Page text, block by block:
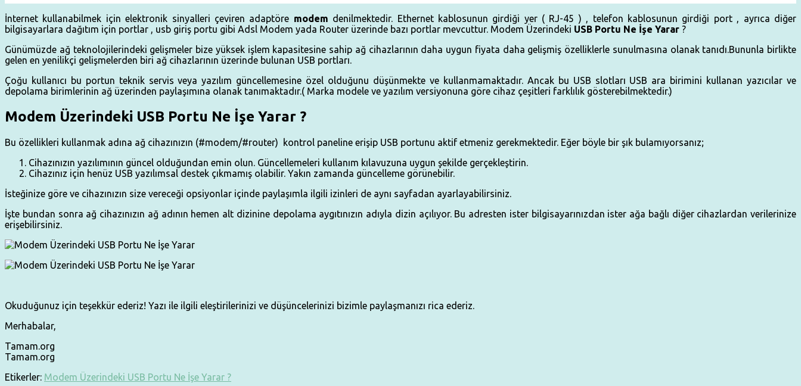
İnternet kullanabilmek için elektronik sinyalleri çeviren adaptöre modem denilmektedir. Ethernet kablosunun girdiği yer ( RJ-45 ) , telefon kablosunun girdiği port , ayrıca diğer
bilgisayarlara dağıtım için portlar , usb giriş portu gibi Adsl Modem yada Router üzerinde bazı portlar mevcuttur. Modem Üzerindeki USB Portu Ne İşe Yarar ?
Günümüzde ağ teknolojilerindeki gelişmeler bize yüksek işlem kapasitesine sahip ağ cihazlarının daha uygun fiyata daha gelişmiş özelliklerle sunulmasına olanak tanıdı.Bununla birlikte
gelen en yenilikçi gelişmelerden biri ağ cihazlarının üzerinde bulunan USB portları.
Çoğu kullanıcı bu portun teknik servis veya yazılım güncellemesine özel olduğunu düşünmekte ve kullanmamaktadır. Ancak bu USB slotları USB ara birimini kullanan yazıcılar ve
depolama birimlerinin ağ üzerinden paylaşımına olanak tanımaktadır.( Marka modele ve yazılım versiyonuna göre cihaz çeşitleri farklılık gösterebilmektedir.)
Modem Üzerindeki USB Portu Ne İşe Yarar ?
Bu özellikleri kullanmak adına ağ cihazınızın (#modem/#router) kontrol paneline erişip USB portunu aktif etmeniz gerekmektedir. Eğer böyle bir şık bulamıyorsanız;
Cihazınızın yazılımının güncel olduğundan emin olun. Güncellemeleri kullanım kılavuzuna uygun şekilde gerçekleştirin.
Cihazınız için henüz USB yazılımsal destek çıkmamış olabilir. Yakın zamanda güncelleme görünebilir.
İsteğinize göre ve cihazınızın size vereceği opsiyonlar içinde paylaşımla ilgili izinleri de aynı sayfadan ayarlayabilirsiniz.
İşte bundan sonra ağ cihazınızın ağ adının hemen alt dizinine depolama aygıtınızın adıyla dizin açılıyor. Bu adresten ister bilgisayarınızdan ister ağa bağlı diğer cihazlardan verilerinize
erişebilirsiniz.
Okuduğunuz için teşekkür ederiz! Yazı ile ilgili eleştirilerinizi ve düşüncelerinizi bizimle paylaşmanızı rica ederiz.
Merhabalar,
Tamam.org
Tamam.org
Etikerler: Modem Üzerindeki USB Portu Ne İşe Yarar ?